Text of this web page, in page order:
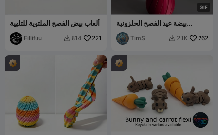
ألعاب بيض الفصح الملتوية للتلهية
Fillifuu  814 221
GIF
بيضة عيد الفصح الحلزونية
TimS  2.1K 262